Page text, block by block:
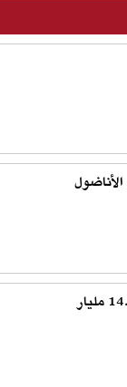
تركيا.. عائدات صادرات الآلات 14.2 مليار